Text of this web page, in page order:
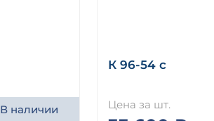
В наличии
К 96-54 с
Цена за шт.